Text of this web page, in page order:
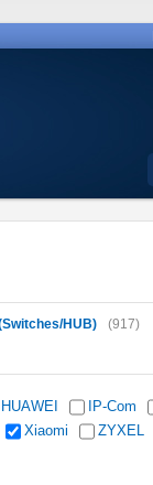
HUB) (917)
HUAWEI IP-Com
Xiaomi ZYXEL